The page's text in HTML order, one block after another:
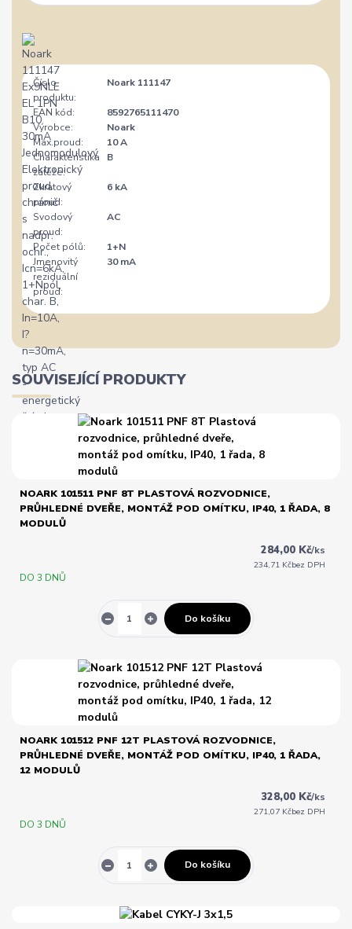
Číslo
produktu:
Noark 111147
EAN kód:
8592765111470
Výrobce:
Noark
Max.proud:
10 A
Charakteristika
zátěže:
B
Zkratový
proud:
6 kA
Svodový
proud:
AC
Počet pólů:
1+N
Jmenovitý
reziduální
proud:
30 mA
SOUVISEJÍCÍ PRODUKTY
NOARK 101511 PNF 8T PLASTOVÁ ROZVODNICE,
PRŮHLEDNÉ DVEŘE, MONTÁŽ POD OMÍTKU, IP40, 1 ŘADA, 8
MODULŮ
284,00 Kč/ks
234,71 Kčbez DPH
DO 3 DNŮ
Do košíku
NOARK 101512 PNF 12T PLASTOVÁ ROZVODNICE,
PRŮHLEDNÉ DVEŘE, MONTÁŽ POD OMÍTKU, IP40, 1 ŘADA,
12 MODULŮ
328,00 Kč/ks
271,07 Kčbez DPH
DO 3 DNŮ
Do košíku